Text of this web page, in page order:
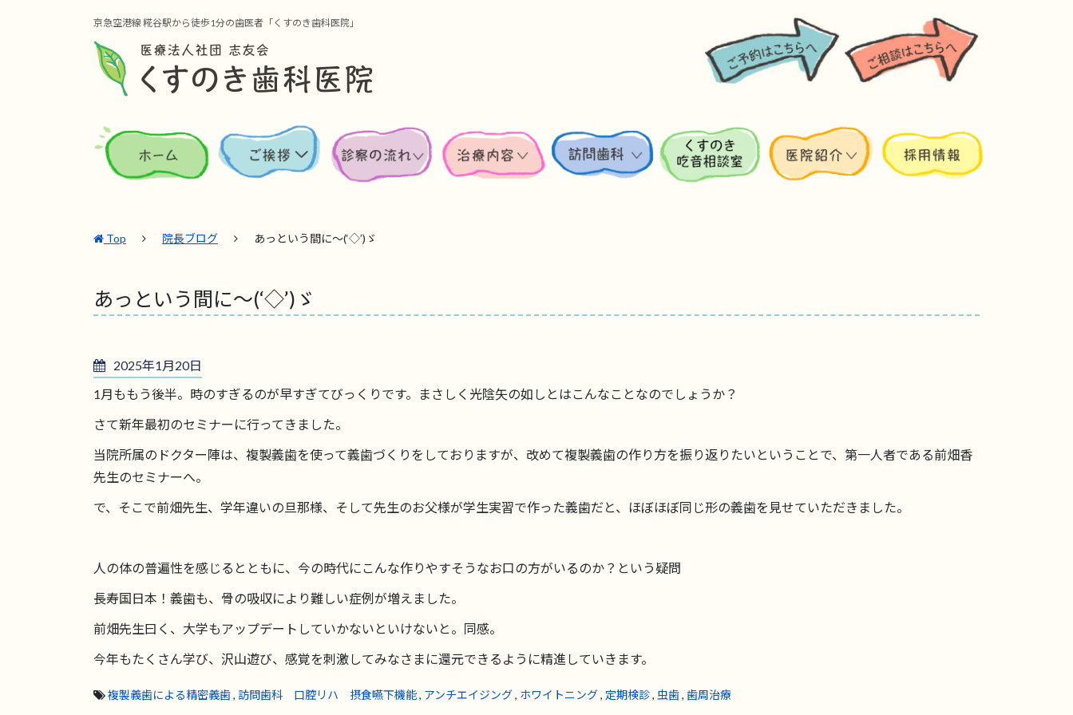
京急空港線 糀谷駅から徒歩1分の歯医者「くすのき歯科医院」
Top 院長ブログ あっという間に～(‘◇’)ゞ
あっという間に～(‘◇’)ゞ
2025年1月20日
1月ももう後半。時のすぎるのが早すぎてびっくりです。まさしく光陰矢の如しとはこんなことなのでしょうか？
さて新年最初のセミナーに行ってきました。
当院所属のドクター陣は、複製義歯を使って義歯づくりをしておりますが、改めて複製義歯の作り方を振り返りたいということで、第一人者である前畑香
先生のセミナーへ。
で、そこで前畑先生、学年違いの旦那様、そして先生のお父様が学生実習で作った義歯だと、ほぼほぼ同じ形の義歯を見せていただきました。
人の体の普遍性を感じるとともに、今の時代にこんな作りやすそうなお口の方がいるのか？という疑問
長寿国日本！義歯も、骨の吸収により難しい症例が増えました。
前畑先生曰く、大学もアップデートしていかないといけないと。同感。
今年もたくさん学び、沢山遊び、感覚を刺激してみなさまに還元できるように精進していきます。
複製義歯による精密義歯, 訪問歯科 口腔リハ 摂食嚥下機能, アンチエイジング, ホワイトニング, 定期検診, 虫歯, 歯周治療